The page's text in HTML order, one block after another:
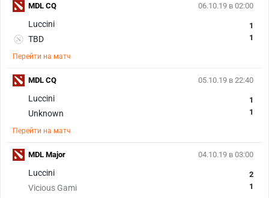
06.10.19 в 02:00
Luccini
TBD
1
1
Перейти на матч
MDL CQ
05.10.19 в 22:40
Luccini
Unknown
1
1
Перейти на матч
MDL CQ
04.10.19 в 03:00
Luccini
Vicious Gami
2
1
MDL Major